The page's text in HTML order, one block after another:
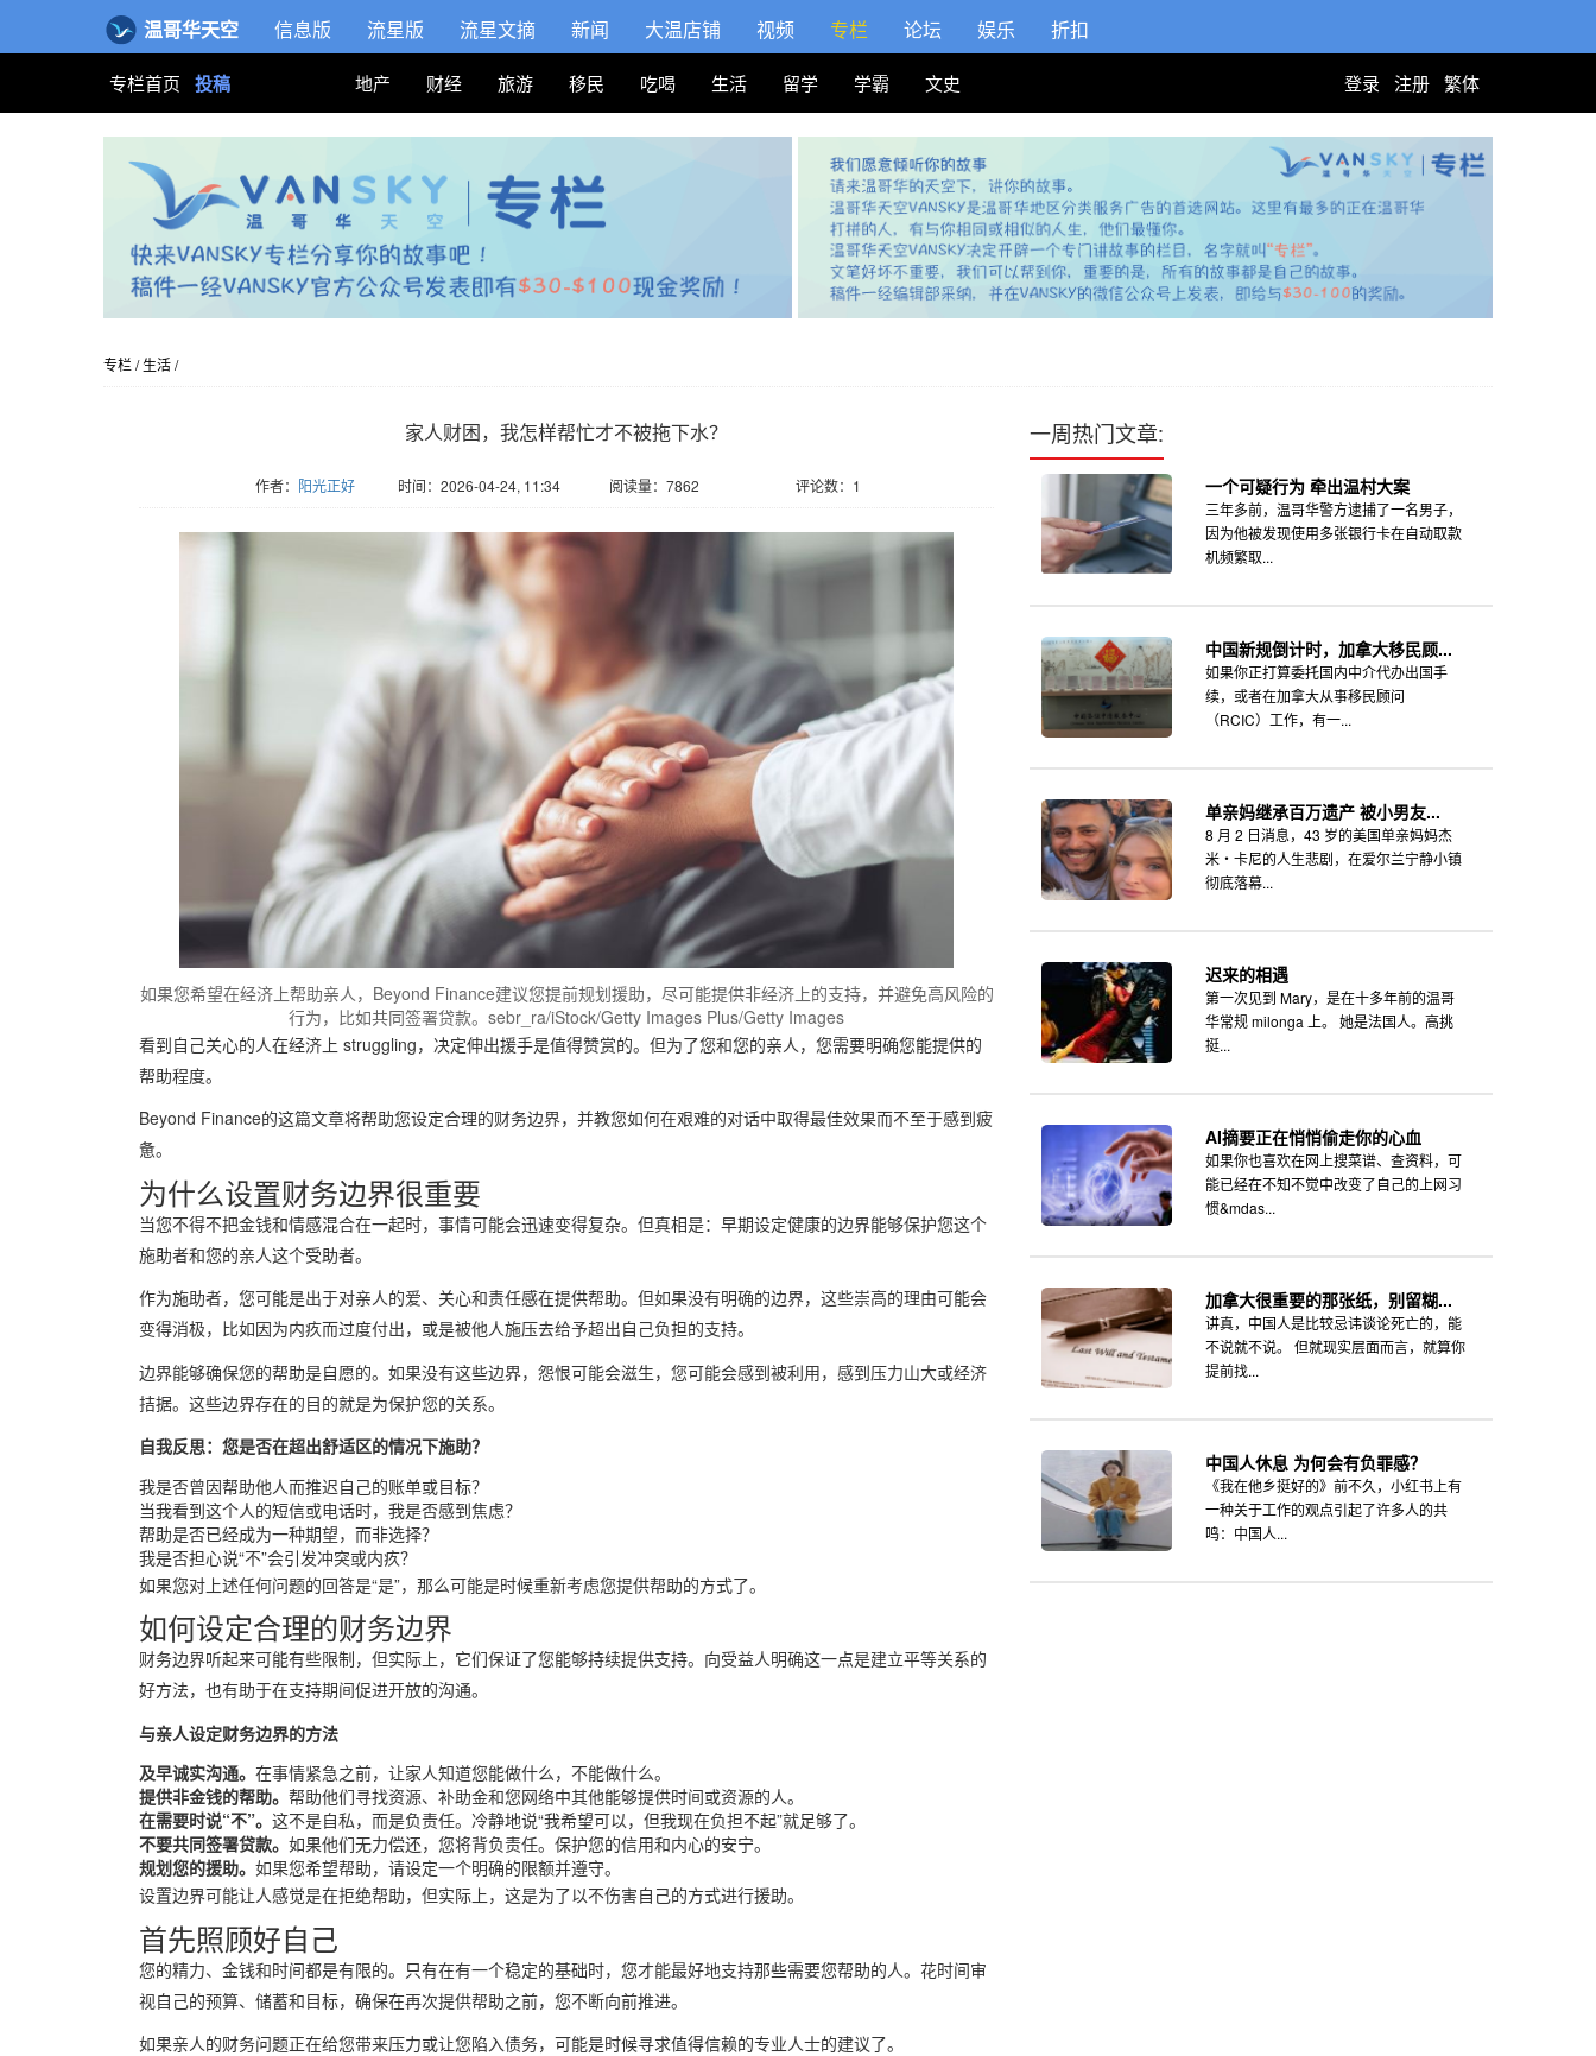
温哥华天空 信息版 流星版 流星文摘 新闻 大温店铺 视频 专栏 论坛 娱乐 折扣
专栏首页 投稿 地产 财经 旅游 移民 吃喝 生活 留学 学霸 文史 登录 注册 繁体
专栏 / 生活/
家人财困，我怎样帮忙才不被拖下水？
作者： 阳光正好 时间：2026-04-24, 11:34 阅读量：7862 评论数：1
如果您希望在经济上帮助亲人，Beyond Finance建议您提前规划援助，尽可能提供非经济上的支持，并避免高风险的
行为，比如共同签署贷款。sebr_ra/iStock/Getty Images Plus/Getty Images
看到自己关心的人在经济上 struggling，决定伸出援手是值得赞赏的。但为了您和您的亲人，您需要明确您能提供的
帮助程度。
Beyond Finance的这篇文章将帮助您设定合理的财务边界，并教您如何在艰难的对话中取得最佳效果而不至于感到疲
惫。
为什么设置财务边界很重要
当您不得不把金钱和情感混合在一起时，事情可能会迅速变得复杂。但真相是：早期设定健康的边界能够保护您这个
施助者和您的亲人这个受助者。
作为施助者，您可能是出于对亲人的爱、关心和责任感在提供帮助。但如果没有明确的边界，这些崇高的理由可能会
变得消极，比如因为内疚而过度付出，或是被他人施压去给予超出自己负担的支持。
边界能够确保您的帮助是自愿的。如果没有这些边界，怨恨可能会滋生，您可能会感到被利用，感到压力山大或经济
拮据。这些边界存在的目的就是为保护您的关系。
自我反思：您是否在超出舒适区的情况下施助？
我是否曾因帮助他人而推迟自己的账单或目标？
当我看到这个人的短信或电话时，我是否感到焦虑？
帮助是否已经成为一种期望，而非选择？
我是否担心说“不”会引发冲突或内疚？
如果您对上述任何问题的回答是“是”，那么可能是时候重新考虑您提供帮助的方式了。
如何设定合理的财务边界
财务边界听起来可能有些限制，但实际上，它们保证了您能够持续提供支持。向受益人明确这一点是建立平等关系的
好方法，也有助于在支持期间促进开放的沟通。
与亲人设定财务边界的方法
及早诚实沟通。 在事情紧急之前，让家人知道您能做什么，不能做什么。
提供非金钱的帮助。 帮助他们寻找资源、补助金和您网络中其他能够提供时间或资源的人。
在需要时说“不”。 这不是自私，而是负责任。冷静地说“我希望可以，但我现在负担不起”就足够了。
不要共同签署贷款。 如果他们无力偿还，您将背负责任。保护您的信用和内心的安宁。
规划您的援助。 如果您希望帮助，请设定一个明确的限额并遵守。
设置边界可能让人感觉是在拒绝帮助，但实际上，这是为了以不伤害自己的方式进行援助。
首先照顾好自己
您的精力、金钱和时间都是有限的。只有在有一个稳定的基础时，您才能最好地支持那些需要您帮助的人。花时间审
视自己的预算、储蓄和目标，确保在再次提供帮助之前，您不断向前推进。
如果亲人的财务问题正在给您带来压力或让您陷入债务，可能是时候寻求值得信赖的专业人士的建议了。
一周热门文章:
一个可疑行为 牵出温村大案
三年多前，温哥华警方逮捕了一名男子，
因为他被发现使用多张银行卡在自动取款
机频繁取...
中国新规倒计时，加拿大移民顾...
如果你正打算委托国内中介代办出国手
续，或者在加拿大从事移民顾问
（RCIC）工作，有一...
单亲妈继承百万遗产 被小男友...
8 月 2 日消息，43 岁的美国单亲妈妈杰
米・卡尼的人生悲剧，在爱尔兰宁静小镇
彻底落幕...
迟来的相遇
第一次见到 Mary，是在十多年前的温哥
华常规 milonga 上。 她是法国人。高挑
挺...
AI摘要正在悄悄偷走你的心血
如果你也喜欢在网上搜菜谱、查资料，可
能已经在不知不觉中改变了自己的上网习
惯&mdas...
加拿大很重要的那张纸，别留糊...
讲真，中国人是比较忌讳谈论死亡的，能
不说就不说。 但就现实层面而言，就算你
提前找...
中国人休息 为何会有负罪感？
《我在他乡挺好的》前不久，小红书上有
一种关于工作的观点引起了许多人的共
鸣：中国人...